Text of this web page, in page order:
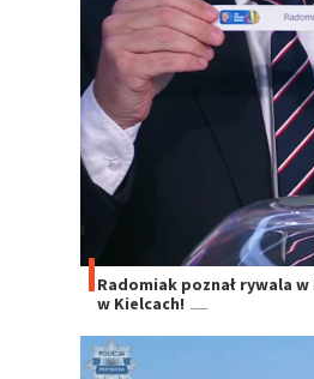
Radomiak poznał rywala
w Kielcach!